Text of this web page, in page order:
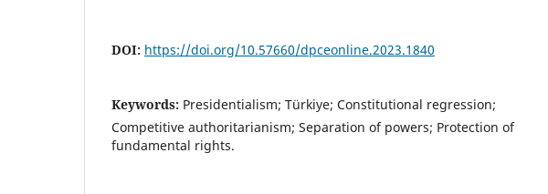
DOI: https://doi.org/10.57660/dpceonline.2023.1840
Keywords: Presidentialism; Türkiye; Constitutional regression;
Competitive authoritarianism; Separation of powers; Protection of
fundamental rights.